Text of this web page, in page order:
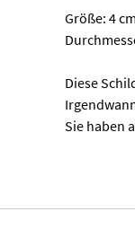
Größe: 4
Diese
Sie haben